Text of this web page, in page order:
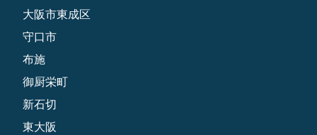
大阪市東成区
守口市
布施
御厨栄町
新石切
東大阪